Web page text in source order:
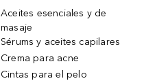
Aceites esenciales y de
masaje
Sérums y aceites capilares
Crema para acne
Cintas para el pelo